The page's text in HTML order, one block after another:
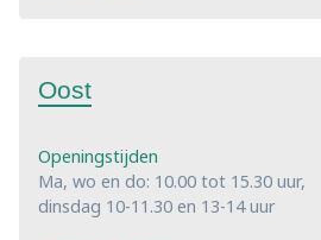
Oost
Openingstijden
Ma, wo en do: 10.00 tot 15.30 uur,
dinsdag 10-11.30 en 13-14 uur